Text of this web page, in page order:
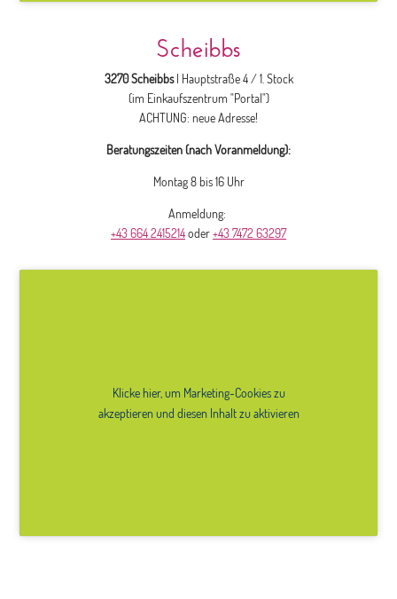
Scheibbs
3270 Scheibbs| Hauptstraße 4 / 1. Stock
(im Einkaufszentrum "Portal")
ACHTUNG: neue Adresse!
Beratungszeiten (nach Voranmeldung):
Montag 8 bis 16 Uhr
Anmeldung:
+43 664 2415214oder+43 7472 63297
Klicke hier, um Marketing-Cookies zu
akzeptieren und diesen Inhalt zu aktivieren